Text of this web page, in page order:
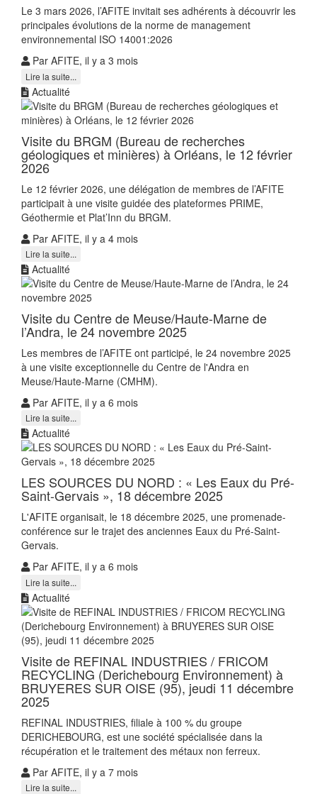
Le 3 mars 2026, l’AFITE invitait ses adhérents à découvrir les
principales évolutions de la norme de management
environnemental ISO 14001:2026
Par AFITE, il y a 3 mois
Lire la suite...
Actualité
Visite du BRGM (Bureau de recherches
géologiques et minières) à Orléans, le 12 février
2026
Le 12 février 2026, une délégation de membres de l’AFITE
participait à une visite guidée des plateformes PRIME,
Géothermie et Plat’Inn du BRGM.
Par AFITE, il y a 4 mois
Lire la suite...
Actualité
Visite du Centre de Meuse/Haute-Marne de
l’Andra, le 24 novembre 2025
Les membres de l’AFITE ont participé, le 24 novembre 2025
à une visite exceptionnelle du Centre de l'Andra en
Meuse/Haute-Marne (CMHM).
Par AFITE, il y a 6 mois
Lire la suite...
Actualité
LES SOURCES DU NORD : « Les Eaux du Pré-
Saint-Gervais », 18 décembre 2025
L'AFITE organisait, le 18 décembre 2025, une promenade-
conférence sur le trajet des anciennes Eaux du Pré-Saint-
Gervais.
Par AFITE, il y a 6 mois
Lire la suite...
Actualité
Visite de REFINAL INDUSTRIES / FRICOM
RECYCLING (Derichebourg Environnement) à
BRUYERES SUR OISE (95), jeudi 11 décembre
2025
REFINAL INDUSTRIES, filiale à 100 % du groupe
DERICHEBOURG, est une société spécialisée dans la
récupération et le traitement des métaux non ferreux.
Par AFITE, il y a 7 mois
Lire la suite...